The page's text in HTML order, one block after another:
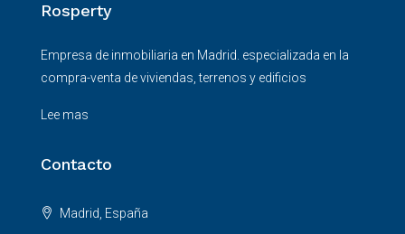
Rosperty
Empresa de inmobiliaria en Madrid. especializada en la
compra-venta de viviendas, terrenos y edificios
Lee mas
Contacto
Madrid, España